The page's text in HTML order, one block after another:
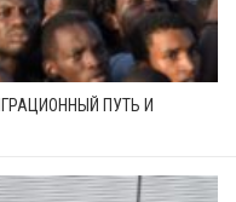
ПУТЬ И